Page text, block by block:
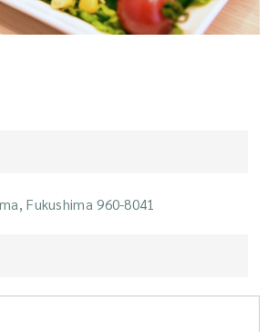
Fukushima 960-8041